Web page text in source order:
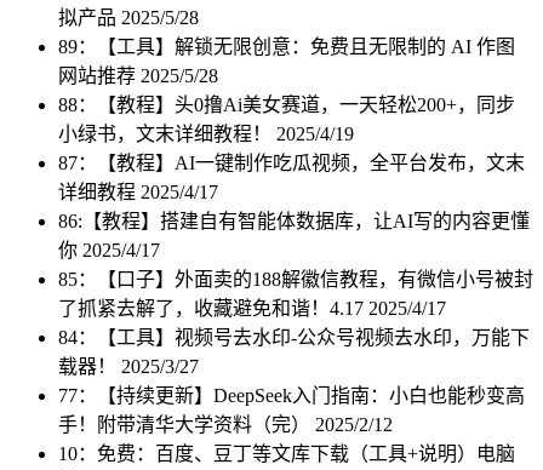
拟产品 2025/5/28
89：【工具】解锁无限创意：免费且无限制的 AI 作图
网站推荐 2025/5/28
88：【教程】头0撸Ai美女赛道，一天轻松200+，同步
小绿书，文末详细教程！ 2025/4/19
87：【教程】AI一键制作吃瓜视频，全平台发布，文末
详细教程 2025/4/17
86:【教程】搭建自有智能体数据库，让AI写的内容更懂
你 2025/4/17
85：【口子】外面卖的188解徽信教程，有微信小号被封
了抓紧去解了，收藏避免和谐！4.17 2025/4/17
84：【工具】视频号去水印-公众号视频去水印，万能下
载器！ 2025/3/27
77：【持续更新】DeepSeek入门指南：小白也能秒变高
手！附带清华大学资料（完） 2025/2/12
10：免费：百度、豆丁等文库下载（工具+说明）电脑